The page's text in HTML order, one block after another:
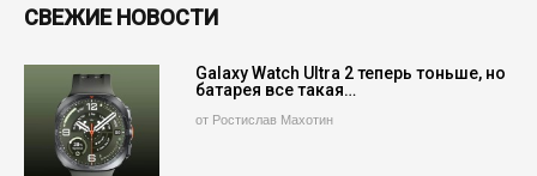
СВЕЖИЕ НОВОСТИ
Galaxy Watch Ultra 2 теперь тоньше, но
батарея все такая…
от Ростислав Махотин